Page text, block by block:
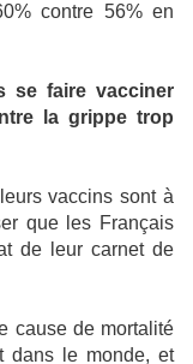
contre 56% en
se faire vacciner
la grippe trop
vaccins sont à
que les Français
de leur carnet de
cause de mortalité
dans le monde, et